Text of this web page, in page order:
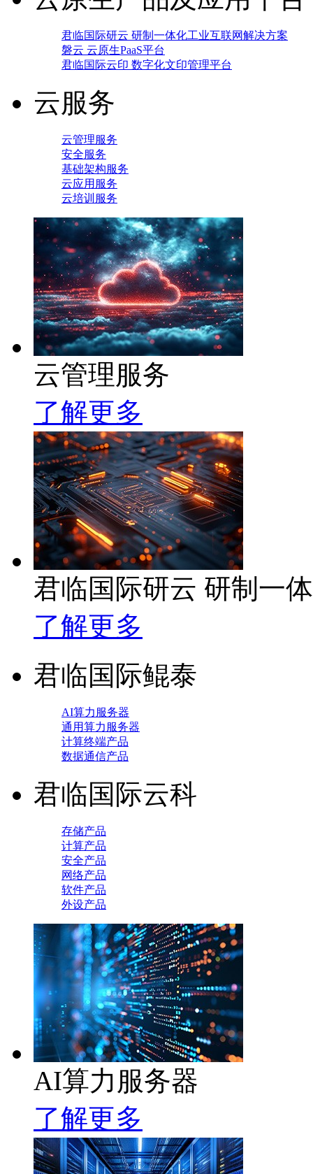
君临国际研云 研制一体化工业互联网解决方案
磐云 云原生PaaS平台
君临国际云印 数字化文印管理平台
云服务
云管理服务
安全服务
基础架构服务
云应用服务
云培训服务
云管理服务
了解更多
君临国际研云 研制一
了解更多
君临国际鲲泰
AI算力服务器
通用算力服务器
计算终端产品
数据通信产品
君临国际云科
存储产品
计算产品
安全产品
网络产品
软件产品
外设产品
AI算力服务器
了解更多